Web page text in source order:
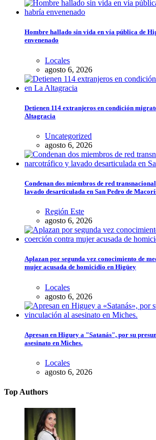
Hombre hallado sin vida en vía pública de
envenenado
Locales
agosto 6, 2026
Detienen 114 extranjeros en condición
Altagracia
Uncategorized
agosto 6, 2026
Condenan dos miembros de red
lavado desarticulada en San Pedro de
Región Este
agosto 6, 2026
Aplazan por segunda vez conocimiento de
mujer acusada de homicidio en Higüey
Locales
agosto 6, 2026
Apresan en Higuey a "Satanás", por su
asesinato en Miches.
Locales
agosto 6, 2026
Top Authors